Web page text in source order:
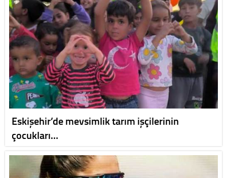
Eskişehir’de mevsimlik tarım işçilerinin
çocukları…